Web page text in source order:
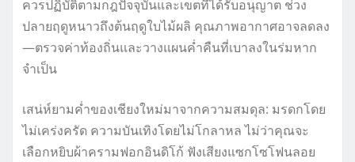
ควรปฏิบัติตามกฎปัจจุบันและเขตที่ได้รับอนุญาต ช่วง
ปลายฤดูหนาวถึงต้นฤดูใบไม้ผลิ คุณภาพอากาศอาจลดลง
—ตรวจค่าท้องถิ่นและวางแผนค่ำคืนที่เบาลงในร่มหาก
จำเป็น
เสน่ห์ยามค่ำของเชียงใหม่มาจากความสมดุล: มรดกโดย
ไม่เคร่งครัด ความบันเทิงโดยไม่โกลาหล ไม่ว่าคุณจะ
เลือกหยิบผ้าครามฟอกอินดิโก้ ฟังเสียงแซกโซโฟนลอย